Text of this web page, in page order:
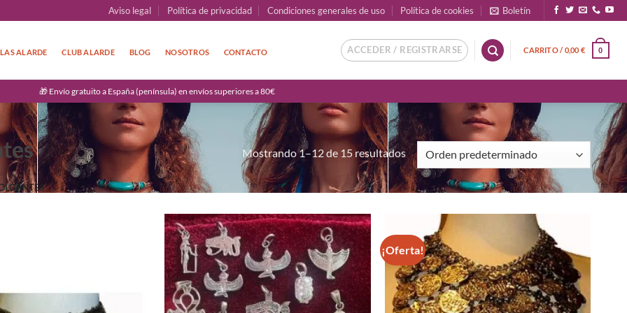
Aviso legal Política de privacidad Condiciones generales de uso Política de cookies Boletín
ALARDE CLUB ALARDE BLOG NOSOTROS CONTACTO ACCEDER / REGISTRARSE CARRITO /0,00 € 0
🎁 Envío gratuito a España (península) en envíos superiores a 80€
Mostrando 1–12 de 15 resultados
Añadir
a la
lista de
deseos
¡Oferta!
Añadir
a la
lista de
deseos